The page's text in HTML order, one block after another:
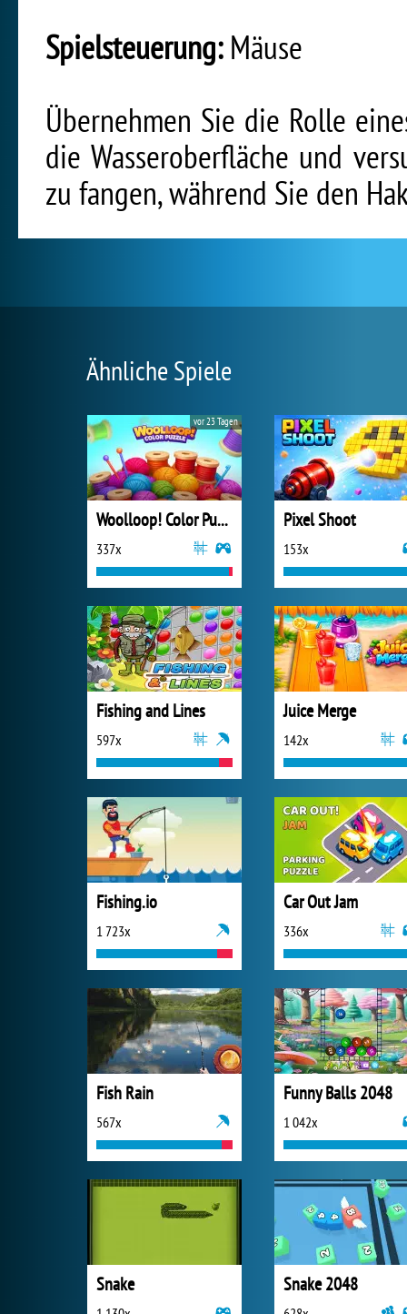
Spielsteuerung:Mäuse
Übernehmen Sie die Rolle
die Wasseroberfläche und
zu fangen, während Sie den
Ähnliche Spiele
Woolloop! Color Puzzle
337x
vor 23 Tagen
Pixel Shoot
153x
Fishing and Lines
597x
Juice Merge
142x
Fishing.io
1 723x
Car Out Jam
336x
Fish Rain
567x
Funny Balls 2048
1 042x
Snake Snake 2048